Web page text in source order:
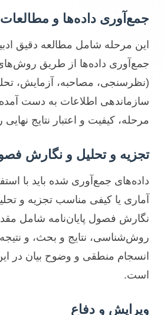
جمع‌آوری داده‌ها و
این مرحله شامل مطالعه دقیق
جمع‌آوری داده‌ها از طریق
(نظرسنجی، مصاحبه، آزمایش،
سازماندهی اطلاعات به دست
مرحله، کیفیت و اعتبار نتایج
تجزیه و تحلیل و نگارش
داده‌های جمع‌آوری شده باید با
آماری یا کیفی مناسب تجزیه و
نگارش فصول پایان‌نامه شامل
روش‌شناسی، نتایج و بحث، و
انسجام منطقی و وضوح بیان در
است.
ویرایش و دفاع